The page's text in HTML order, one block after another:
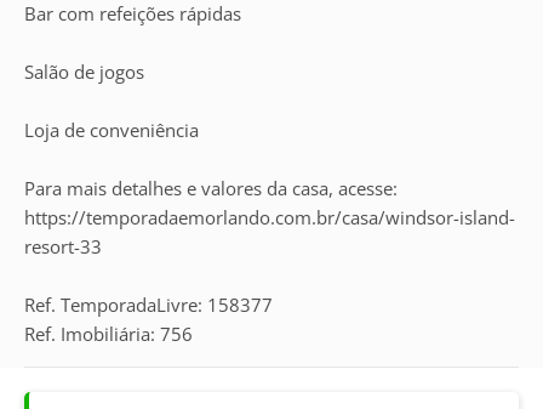
Bar com refeições rápidas
Salão de jogos
Loja de conveniência
Para mais detalhes e valores da casa, acesse:
https://temporadaemorlando.com.br/casa/windsor-island-
resort-33
Ref. TemporadaLivre: 158377
Ref. Imobiliária: 756